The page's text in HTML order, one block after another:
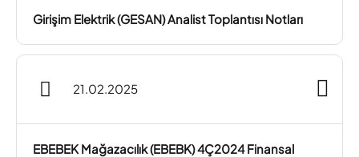
Girişim Elektrik (GESAN) Analist Toplantısı Notları
21.02.2025
EBEBEK Mağazacılık (EBEBK) 4Ç2024 Finansal